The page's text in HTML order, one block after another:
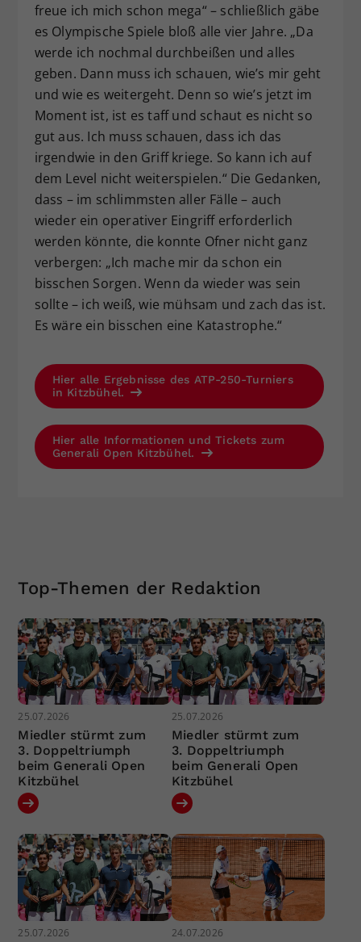
freue ich mich schon mega“ – schließlich gäbe
es Olympische Spiele bloß alle vier Jahre. „Da
werde ich nochmal durchbeißen und alles
geben. Dann muss ich schauen, wie’s mir geht
und wie es weitergeht. Denn so wie’s jetzt im
Moment ist, ist es taff und schaut es nicht so
gut aus. Ich muss schauen, dass ich das
irgendwie in den Griff kriege. So kann ich auf
dem Level nicht weiterspielen.“ Die Gedanken,
dass – im schlimmsten aller Fälle – auch
wieder ein operativer Eingriff erforderlich
werden könnte, die konnte Ofner nicht ganz
verbergen: „Ich mache mir da schon ein
bisschen Sorgen. Wenn da wieder was sein
sollte – ich weiß, wie mühsam und zach das ist.
Es wäre ein bisschen eine Katastrophe.“
Hier alle Ergebnisse des ATP-250-Turniers
in Kitzbühel.
Hier alle Informationen und Tickets zum
Generali Open Kitzbühel.
Top-Themen der Redaktion
25.07.2026
Miedler stürmt zum
3. Doppeltriumph
beim Generali Open
Kitzbühel
25.07.2026
Miedler stürmt zum
3. Doppeltriumph
beim Generali Open
Kitzbühel
25.07.2026 24.07.2026